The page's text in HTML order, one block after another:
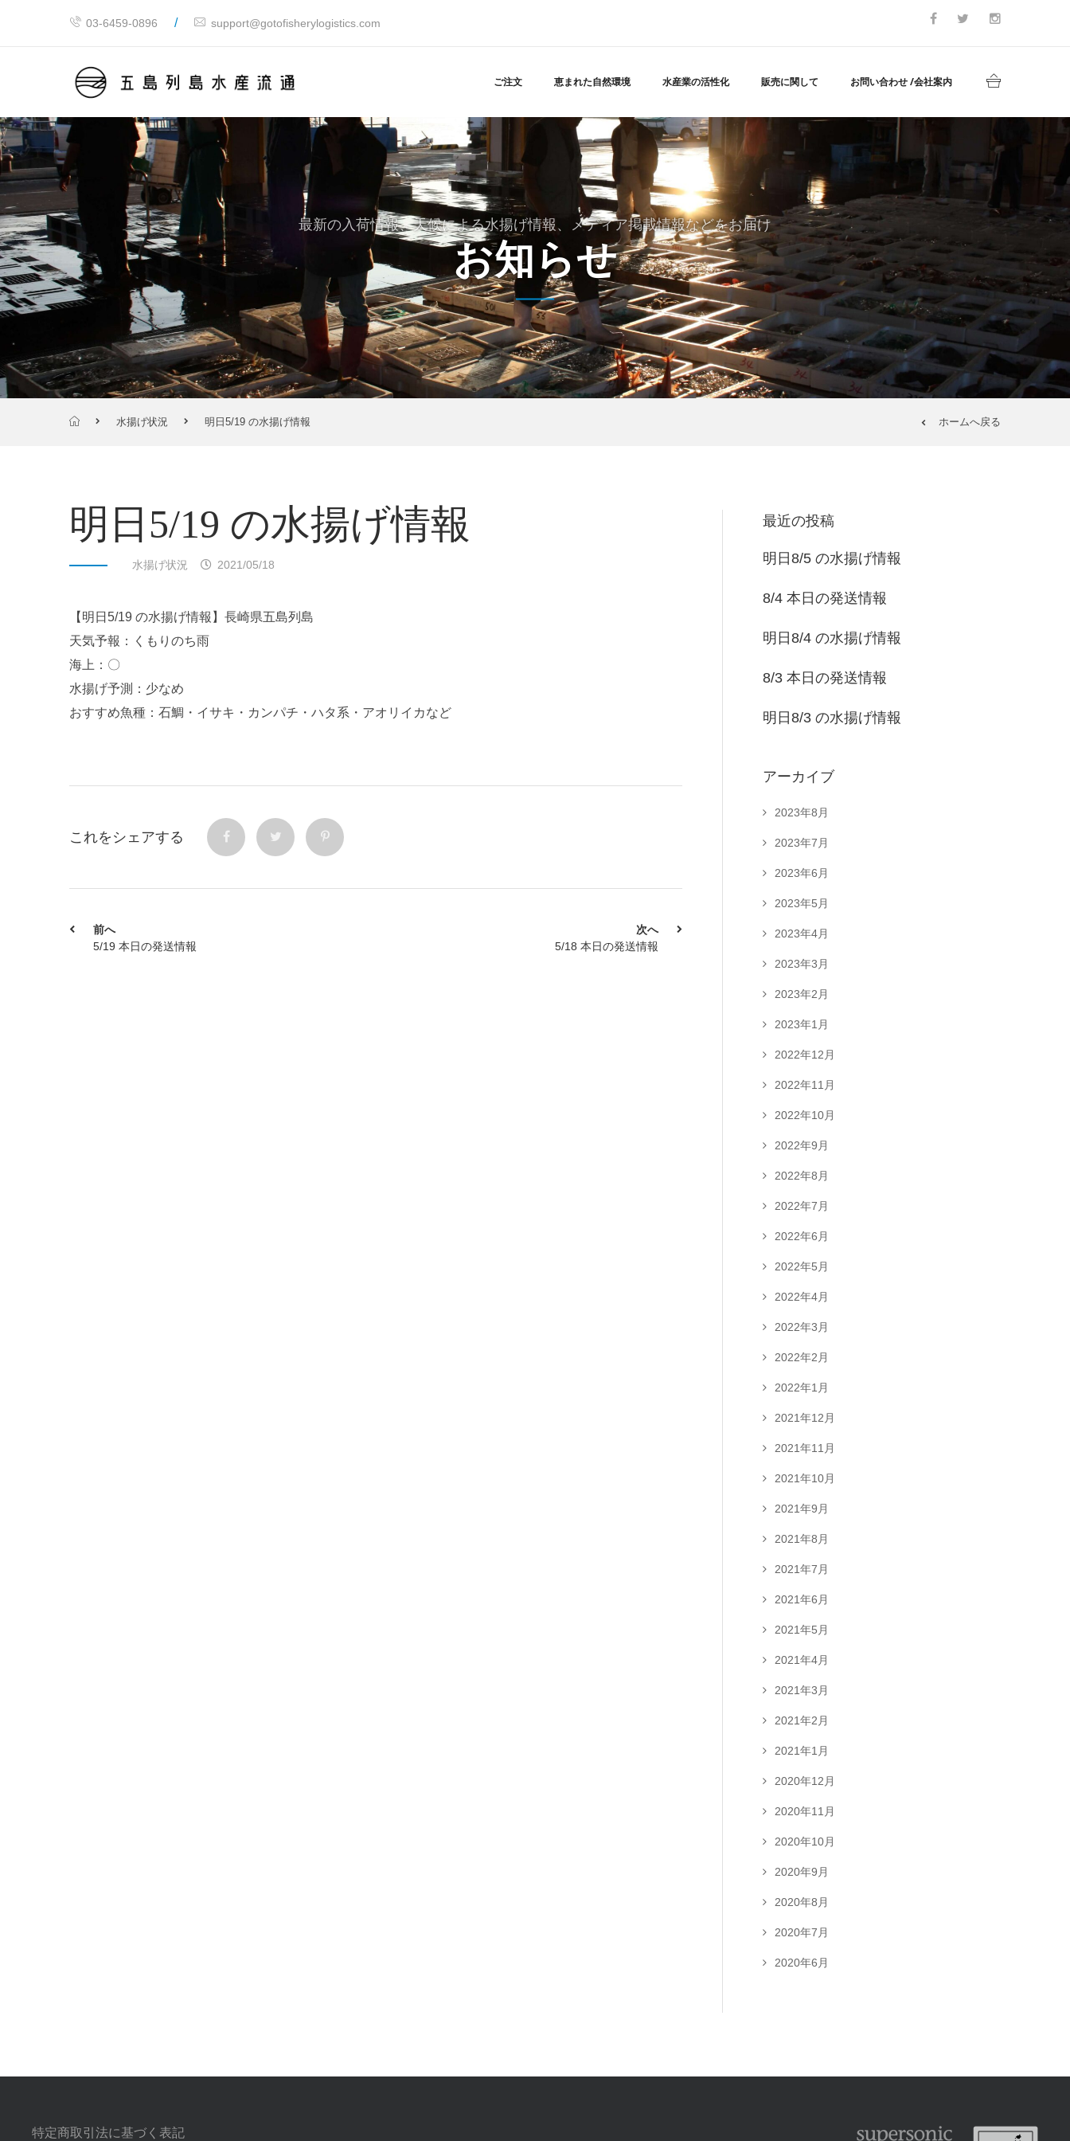
03-6459-0896 / support@gotofisherylogistics.com
ご注文 恵まれた自然環境 水産業の活性化 販売に関して お問い合わせ /会社案内
最新の入荷情報、天候による水揚げ情報、メディア掲載情報などをお届け
お知らせ
水揚げ状況 明日5/19 の水揚げ情報 ホームへ戻る
明日5/19 の水揚げ情報
水揚げ状況 2021/05/18
【明日5/19 の水揚げ情報】長崎県五島列島
天気予報：くもりのち雨
海上：〇
水揚げ予測：少なめ
おすすめ魚種：石鯛・イサキ・カンパチ・ハタ系・アオリイカなど
これをシェアする
前へ
5/19 本日の発送情報
次へ
5/18 本日の発送情報
最近の投稿
明日8/5 の水揚げ情報
8/4 本日の発送情報
明日8/4 の水揚げ情報
8/3 本日の発送情報
明日8/3 の水揚げ情報
アーカイブ
2023年8月
2023年7月
2023年6月
2023年5月
2023年4月
2023年3月
2023年2月
2023年1月
2022年12月
2022年11月
2022年10月
2022年9月
2022年8月
2022年7月
2022年6月
2022年5月
2022年4月
2022年3月
2022年2月
2022年1月
2021年12月
2021年11月
2021年10月
2021年9月
2021年8月
2021年7月
2021年6月
2021年5月
2021年4月
2021年3月
2021年2月
2021年1月
2020年12月
2020年11月
2020年10月
2020年9月
2020年8月
2020年7月
2020年6月
特定商取引法に基づく表記